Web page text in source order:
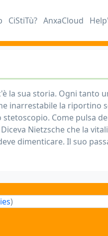
CiStiTù? AnxaCloud
la sua storia. Ogni tanto
inarrestabile la riportino
Come pulsa
Nietzsche che la
dimenticare. Il suo
)